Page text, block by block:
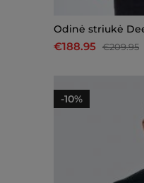
Odinė striukė
€188.95 €209.95
-10%